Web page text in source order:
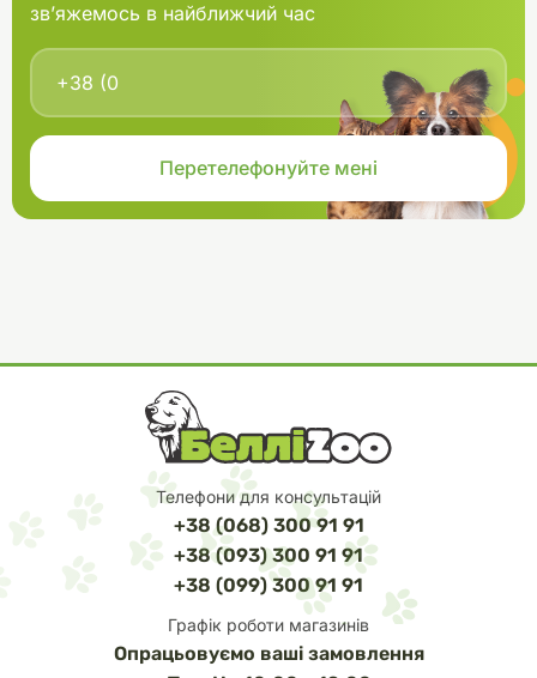
В кошик
зв’яжемось в найближчий час
Телефони для консультацій
+38 (068) 300 91 91
+38 (093) 300 91 91
+38 (099) 300 91 91
Графік роботи магазинів
Опрацьовуємо ваші замовлення